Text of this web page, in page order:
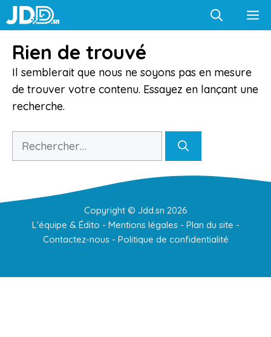
Aller
au
Rien de trouvé
Il semblerait que nous ne soyons pas en mesure
de trouver votre contenu. Essayez en lançant une
recherche.
Rechercher :
Copyright © Jdd.sn 2026
L'équipe & Édito - Mentions légales- Plan du site -
Contactez-nous- Politique de confidentialité